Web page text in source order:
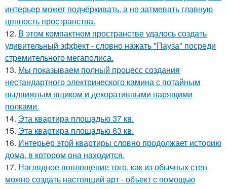
интерьер может подчёркивать, а не затмевать главную
ценность пространства.
12. В этом компактном пространстве удалось создать
удивительный эффект - словно нажать "Пауза" посреди
стремительного мегаполиса.
13. Мы показываем полный процесс создания
нестандартного электрического камина с потайным
выдвижным ящиком и декоративными парящими
полками.
14. Эта квартира площадью 37 кв.
15. Эта квартира площадью 63 кв.
16. Интерьер этой квартиры словно продолжает историю
дома, в котором она находится.
17. Наглядное воплощение того, как из обычных стен
можно создать настоящий арт - объект с помощью